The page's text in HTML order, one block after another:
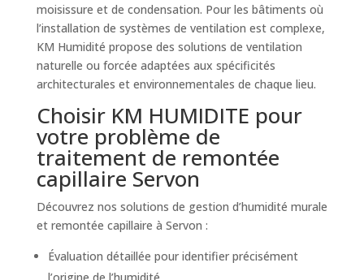
moisissure et de condensation. Pour les bâtiments où
l’installation de systèmes de ventilation est complexe,
KM Humidité propose des solutions de ventilation
naturelle ou forcée adaptées aux spécificités
architecturales et environnementales de chaque lieu.
Choisir KM HUMIDITE pour
votre problème de
traitement de remontée
capillaire Servon
Découvrez nos solutions de gestion d’humidité murale
et remontée capillaire à Servon :
Évaluation détaillée pour identifier précisément